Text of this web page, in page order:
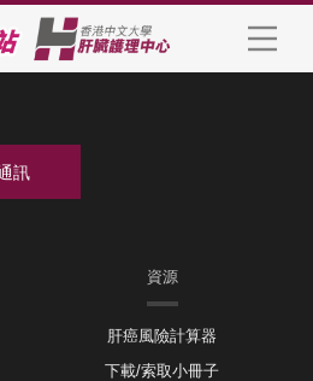
資源
肝癌風險計算器
下載/索取小冊子